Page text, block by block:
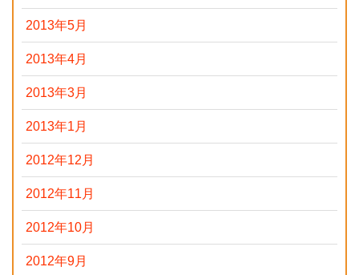
2013年5月
2013年4月
2013年3月
2013年1月
2012年12月
2012年11月
2012年10月
2012年9月